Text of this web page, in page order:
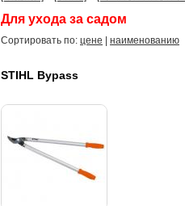
Для ухода за садом
Сортировать по: цене наименованию
STIHL Bypass